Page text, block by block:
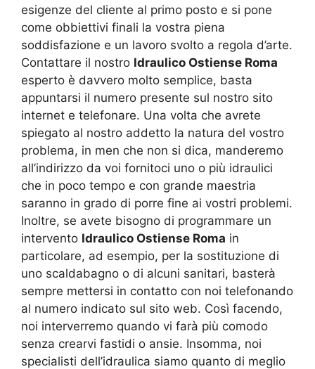
esigenze del cliente al primo posto e si pone
come obbiettivi finali la vostra piena
soddisfazione e un lavoro svolto a regola d’arte.
Contattare il nostro Idraulico Ostiense Roma
esperto è davvero molto semplice, basta
appuntarsi il numero presente sul nostro sito
internet e telefonare. Una volta che avrete
spiegato al nostro addetto la natura del vostro
problema, in men che non si dica, manderemo
all’indirizzo da voi fornitoci uno o più idraulici
che in poco tempo e con grande maestria
saranno in grado di porre fine ai vostri problemi.
Inoltre, se avete bisogno di programmare un
intervento Idraulico Ostiense Roma in
particolare, ad esempio, per la sostituzione di
uno scaldabagno o di alcuni sanitari, basterà
sempre mettersi in contatto con noi telefonando
al numero indicato sul sito web. Così facendo,
noi interverremo quando vi farà più comodo
senza crearvi fastidi o ansie. Insomma, noi
specialisti dell’idraulica siamo quanto di meglio